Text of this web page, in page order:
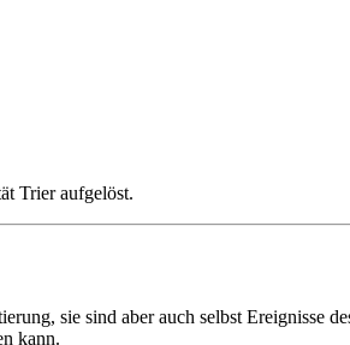
Trier aufgelöst.
sie sind aber auch selbst Ereignisse
kann.